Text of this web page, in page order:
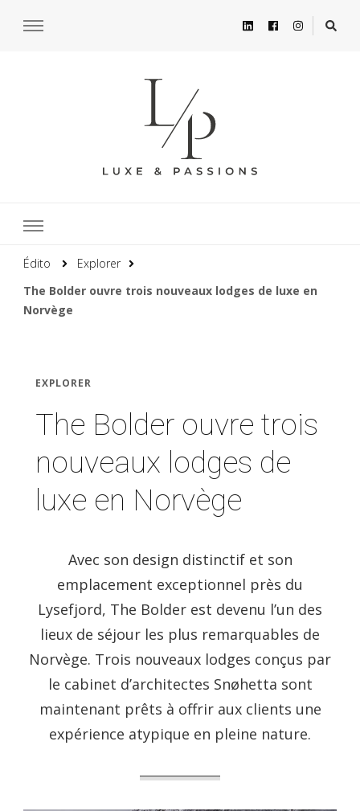
Édito
Explorer
The Bolder ouvre trois nouveaux lodges de luxe en
Norvège
EXPLORER
The Bolder ouvre trois
nouveaux lodges de
luxe en Norvège
Avec son design distinctif et son
emplacement exceptionnel près du
Lysefjord, The Bolder est devenu l’un des
lieux de séjour les plus remarquables de
Norvège. Trois nouveaux lodges conçus par
le cabinet d’architectes Snøhetta sont
maintenant prêts à offrir aux clients une
expérience atypique en pleine nature.